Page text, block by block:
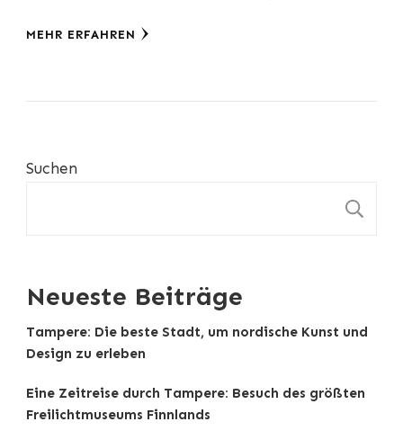
MEHR ERFAHREN
Suchen
Neueste Beiträge
Tampere: Die beste Stadt, um nordische Kunst und
Design zu erleben
Eine Zeitreise durch Tampere: Besuch des größten
Freilichtmuseums Finnlands